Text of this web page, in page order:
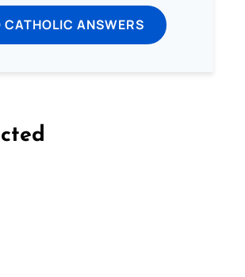
CATHOLIC ANSWERS